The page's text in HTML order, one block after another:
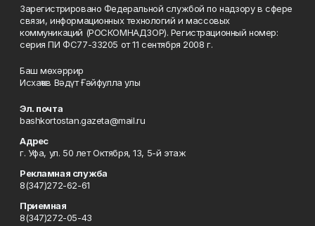
Зарегистрировано Федеральной службой по надзору в сфере
связи, информационных технологий и массовых
коммуникаций (РОСКОМНАДЗОР). Регистрационный номер:
серия ПИ ФС77-33205 от 11 сентября 2008 г.
Баш мөхәррир
Исхаҡов Вәдүт Ғәйфулла улы
Эл. почта
bashkortostan.gazeta@mail.ru
Адрес
г. Уфа, ул. 50 лет Октября, 13, 5-й этаж
Рекламная служба
8(347)272-62-61
Приемная
8(347)272-05-43